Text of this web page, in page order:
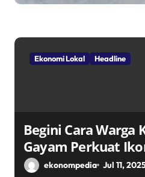
Ekonomi Lokal Headline
Begini Cara Warga
Gayam Perkuat
Penggerak
ekonompedia Jul 11,